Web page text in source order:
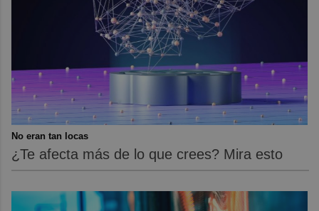
No eran tan locas
¿Te afecta más de lo que crees? Mira esto